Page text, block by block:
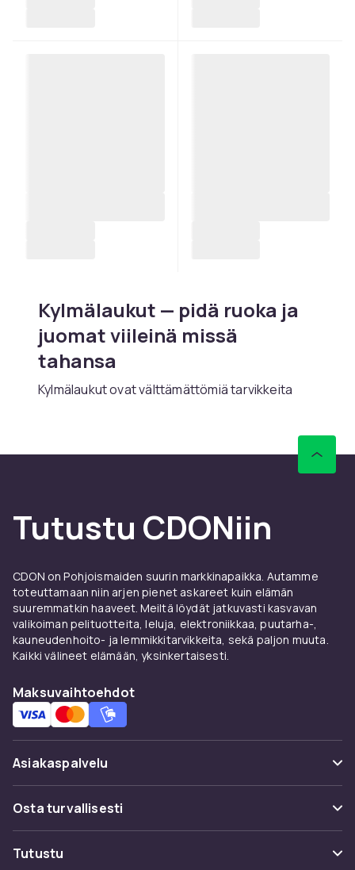
Kylmälaukut — pidä ruoka ja
juomat viileinä missä
tahansa
Kylmälaukut ovat välttämättömiä tarvikkeita
henkilökohtaisesta laukusta suureen perheen
piknikkoriin.
Erilaisia kylmälaukkutyyppejä
Kylmälaukkuja on tarjolla monissa eri
muodoissa ja tyyleissä. Pehmeät kylmälaukut
ovat kevyitä, helposti pakattavia ja
monikäyttöisiä — sopivat erinomaisesti
ostoksille. Kovat kylmälaatikot ovat
kestävämpiä ja pitävät kylmänä pisimpään,
sobivat pitkille reissuille ja suuremmille
ruokamäärille. Reppu- eli backpack-
kylmälaukut vapauttavat kädet kuljetuksen
pyöräilyyn. Rullilla varustetut kylmälaukut
helpottavat suurempien ruokamäärien
kuljettamista.
Tutustu CDONiin
CDON on Pohjoismaiden suurin markkinapaikka. Autamme
toteuttamaan niin arjen pienet askareet kuin elämän
suuremmatkin haaveet. Meiltä löydät jatkuvasti kasvavan
valikoiman pelituotteita, leluja, elektroniikkaa, puutarha-,
kauneudenhoito- ja lemmikkitarvikkeita, sekä paljon muuta.
Kaikki välineet elämään, yksinkertaisesti.
Maksuvaihtoehdot
Asiakaspalvelu
Usein kysyttyä (UKK)
Seuraa pakettia
Osta turvallisesti
Maksuvaihtoehdot
Tutustu